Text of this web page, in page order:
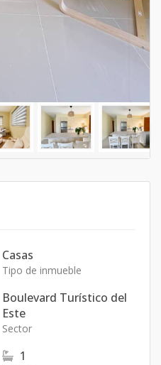
Casas
Tipo de inmueble
Boulevard Turístico del
Este
Sector
1